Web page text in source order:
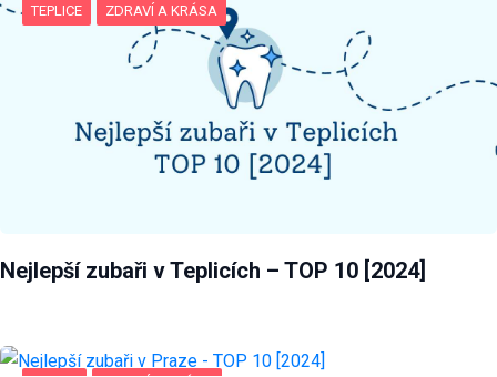
TEPLICE ZDRAVÍ A KRÁSA
Nejlepší zubaři v Teplicích – TOP 10 [2024]